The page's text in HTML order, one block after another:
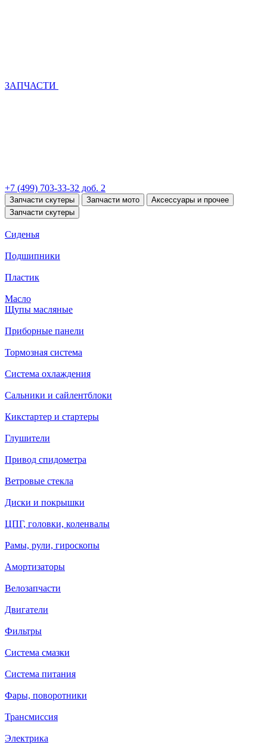
ЗАПЧАСТИ
+7 (499) 703-33-32 доб. 2
Запчасти скутеры Запчасти мото
Аксессуары и прочее
Запчасти скутеры
Сиденья
Подшипники
Пластик
Масло
Щупы масляные
Приборные панели
Тормозная система
Система охлаждения
Сальники и сайлентблоки
Кикстартер и стартеры
Глушители
Привод спидометра
Ветровые стекла
Диски и покрышки
ЦПГ, головки, коленвалы
Рамы, рули, гироскопы
Амортизаторы
Велозапчасти
Двигатели
Фильтры
Система смазки
Система питания
Фары, поворотники
Трансмиссия
Электрика